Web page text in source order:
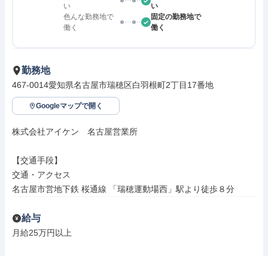
い
い
色んな勤務地で
働く
固定の勤務地で
働く
勤務地
467-0014愛知県名古屋市瑞穂区白羽根町2丁目17番地
Googleマップで開く
株式会社アイケン　名古屋営業所
【交通手段】
交通・アクセス
名古屋市営地下鉄 桜通線 「瑞穂運動場西」駅より徒歩８分
給与
月給25万円以上